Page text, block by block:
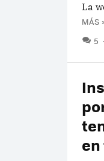
La
MÁS
5